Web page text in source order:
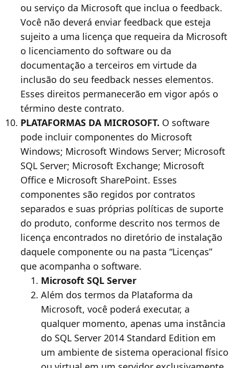
ou serviço da Microsoft que inclua o feedback.
Você não deverá enviar feedback que esteja
sujeito a uma licença que requeira da Microsoft
o licenciamento do software ou da
documentação a terceiros em virtude da
inclusão do seu feedback nesses elementos.
Esses direitos permanecerão em vigor após o
término deste contrato.
PLATAFORMAS DA MICROSOFT. O software
pode incluir componentes do Microsoft
Windows; Microsoft Windows Server; Microsoft
SQL Server; Microsoft Exchange; Microsoft
Office e Microsoft SharePoint. Esses
componentes são regidos por contratos
separados e suas próprias políticas de suporte
do produto, conforme descrito nos termos de
licença encontrados no diretório de instalação
daquele componente ou na pasta “Licenças”
que acompanha o software.
Microsoft SQL Server
Além dos termos da Plataforma da
Microsoft, você poderá executar, a
qualquer momento, apenas uma instância
do SQL Server 2014 Standard Edition em
um ambiente de sistema operacional físico